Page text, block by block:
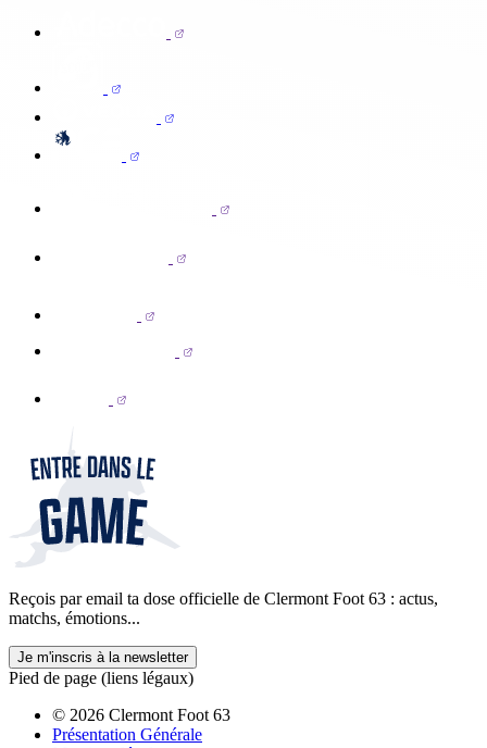
Reçois par email ta dose officielle de Clermont Foot 63 : actus,
matchs, émotions...
Je m'inscris à la newsletter
Pied de page (liens légaux)
© 2026 Clermont Foot 63
Présentation Générale